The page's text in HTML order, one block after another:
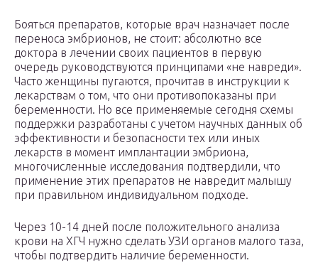
Бояться препаратов, которые врач назначает после
переноса эмбрионов, не стоит: абсолютно все
доктора в лечении своих пациентов в первую
очередь руководствуются принципами «не навреди».
Часто женщины пугаются, прочитав в инструкции к
лекарствам о том, что они противопоказаны при
беременности. Но все применяемые сегодня схемы
поддержки разработаны с учетом научных данных об
эффективности и безопасности тех или иных
лекарств в момент имплантации эмбриона,
многочисленные исследования подтвердили, что
применение этих препаратов не навредит малышу
при правильном индивидуальном подходе.
Через 10-14 дней после положительного анализа
крови на ХГЧ нужно сделать УЗИ органов малого таза,
чтобы подтвердить наличие беременности.